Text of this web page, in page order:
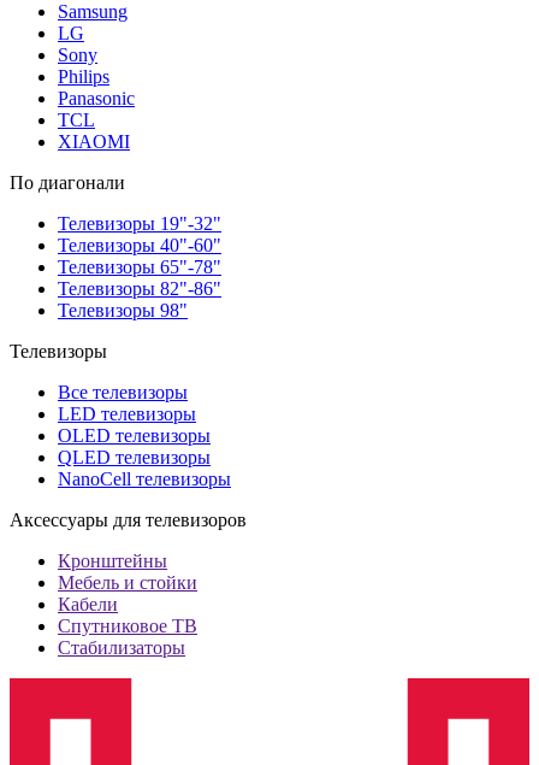
Samsung
LG
Sony
Philips
Panasonic
TCL
XIAOMI
По диагонали
Телевизоры 19"-32"
Телевизоры 40"-60"
Телевизоры 65"-78"
Телевизоры 82"-86"
Телевизоры 98"
Телевизоры
Все телевизоры
LED телевизоры
OLED телевизоры
QLED телевизоры
NanoCell телевизоры
Аксессуары для телевизоров
Кронштейны
Мебель и стойки
Кабели
Спутниковое ТВ
Стабилизаторы